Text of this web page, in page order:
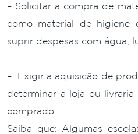
– Solicitar a compra de
como material de higiene
suprir despesas com água,
– Exigir a aquisição de
determinar a loja ou
comprado.
Saiba que: Algumas